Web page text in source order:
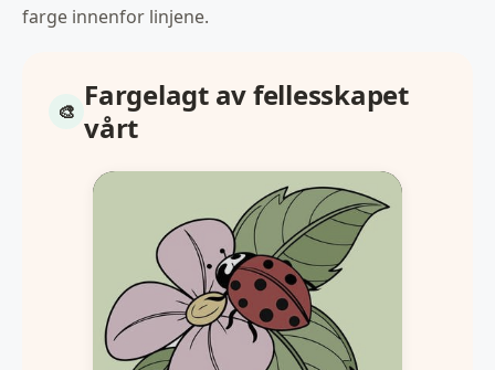
farge innenfor linjene.
Fargelagt av fellesskapet
vårt